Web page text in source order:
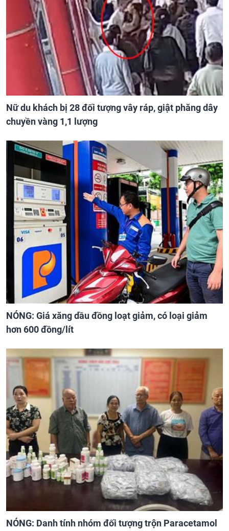
Nữ du khách bị 28 đối tượng vây ráp, giật phăng dây
chuyền vàng 1,1 lượng
NÓNG: Giá xăng dầu đồng loạt giảm, có loại giảm
hơn 600 đồng/lít
NÓNG: Danh tính nhóm đối tượng trộn Paracetamol